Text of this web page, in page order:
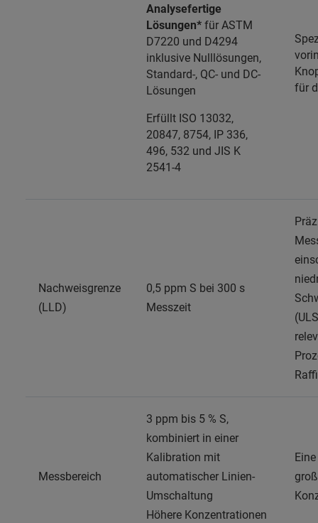
Analysefertige
Lösungen* für ASTM
D7220 und D4294
inklusive Nulllösungen,
Standard-, QC- und DC-
Lösungen
Erfüllt ISO 13032,
20847, 8754, IP 336,
496, 532 und JIS K
2541-4
für
Nachweisgrenze
(LLD)
0,5 ppm S bei 300 s
Messzeit
Messbereich
3 ppm bis 5 % S,
kombiniert in einer
Kalibration mit
automatischer Linien-
Umschaltung
Höhere Konzentrationen